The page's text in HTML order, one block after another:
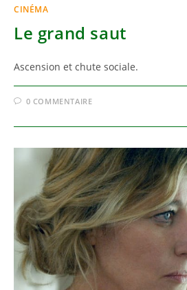
CINÉMA
Le grand saut
Ascension et chute sociale.
0 COMMENTAIRE